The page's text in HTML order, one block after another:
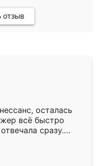
отзыв
осталась
всё быстро
сразу.
подошёл к
Собрали
аккуратно, даже